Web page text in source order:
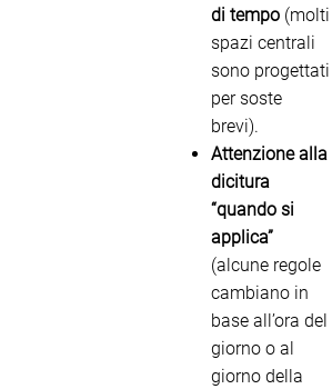
di tempo (molti
spazi centrali
sono progettati
per soste
brevi).
Attenzione alla
dicitura
“quando si
applica”
(alcune regole
cambiano in
base all’ora del
giorno o al
giorno della